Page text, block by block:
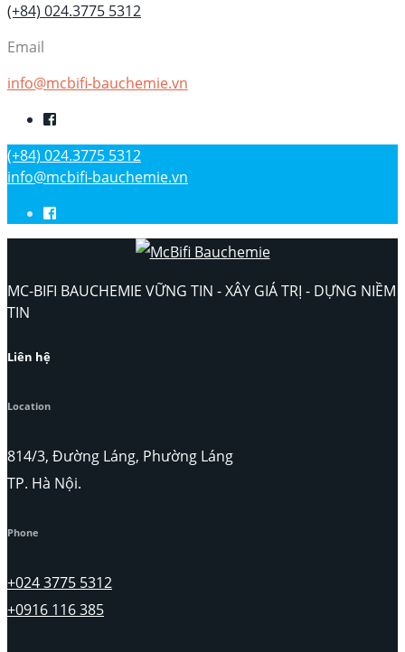
(+84) 024.3775 5312
Email
info@mcbifi-bauchemie.vn
(+84) 024.3775 5312
info@mcbifi-bauchemie.vn
MC-BIFI BAUCHEMIE VỮNG TIN - XÂY GIÁ TRỊ - DỰNG NIỀM
TIN
Liên hệ
Location
814/3, Đường Láng, Phường Láng
TP. Hà Nội.
Phone
+024 3775 5312
+0916 116 385